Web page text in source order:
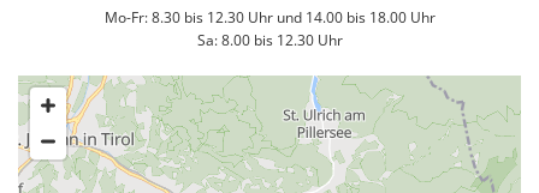
Mo-Fr: 8.30 bis 12.30 Uhr und 14.00 bis 18.00 Uhr
Sa: 8.00 bis 12.30 Uhr